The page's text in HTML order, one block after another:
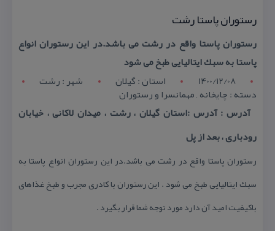
رستوران پاستا رشت
رستوران پاستا واقع در رشت می باشد.در این رستوران انواع
پاستا به سبك ایتالیایی طبخ می شود
1400/12/08
استان : گيلان شهر : رشت
دسته : چایخانه , مهمانسرا و رستوران
آدرس : آدرس :استان گیلان ، رشت ، میدان لاكانی ، خیابان
رودباری ، بعد از پل
رستوران پاستا واقع در رشت می باشد.در این رستوران انواع پاستا به
سبك ایتالیایی طبخ می شود . این رستوران با كادری مجرب و طبخ غذاهای
باكیفیت امید آن دارد مورد توجه شما قرار بگیرد .